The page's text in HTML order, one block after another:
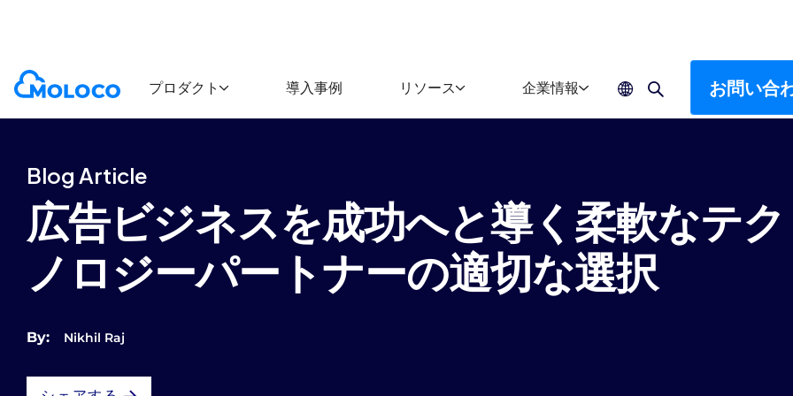
プロダクト 導入事例 リソース 企業情報 お問い合
Blogs
Blog Article
広告ビジネスを成功へと導く柔軟なテク
ノロジーパートナーの適切な選択
By: Nikhil Raj